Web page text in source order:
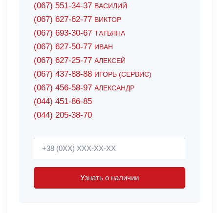
(067) 551-34-37 ВАСИЛИЙ
(067) 627-62-77 ВИКТОР
(067) 693-30-67 ТАТЬЯНА
(067) 627-50-77 ИВАН
(067) 627-25-77 АЛЕКСЕЙ
(067) 437-88-88 ИГОРЬ (СЕРВИС)
(067) 456-58-97 АЛЕКСАНДР
(044) 451-86-85
(044) 205-38-70
Узнать о наличии